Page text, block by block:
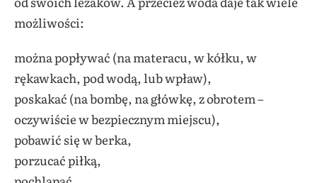
możliwości:
można popływać (na materacu, w kółku, w
rękawkach, pod wodą, lub wpław),
poskakać (na bombę, na główkę, z obrotem –
oczywiście w bezpiecznym miejscu),
pobawić się w berka,
porzucać piłką,